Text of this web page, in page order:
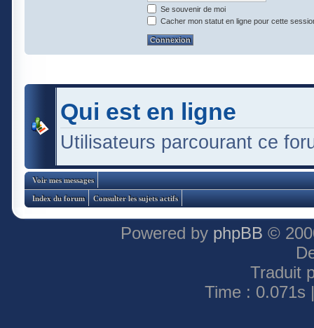
Se souvenir de moi
Cacher mon statut en ligne pour cette
Qui est en ligne
Utilisateurs parcourant ce
Voir mes messages
Index du forum Consulter les sujets actifs
Powered by phpBB ©
Traduit
Time : 0.071s